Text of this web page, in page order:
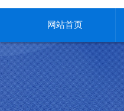
网站首页